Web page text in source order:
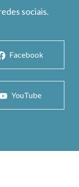
sociais.
Facebook
YouTube